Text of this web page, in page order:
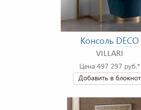
Консоль DECO
VILLARI
Цена 497 297 руб.*
Добавить в блокнот